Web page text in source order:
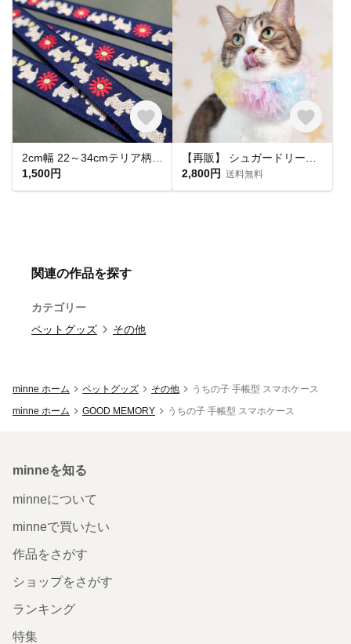
1,500円
2,800円 送料無料
関連の作品を探す
カテゴリー
ペットグッズ
その他
minne ホーム ペットグッズ その他
うちの子 手帳型 スマホケース
minne ホーム
GOOD MEMORY うちの子 手帳型 スマホケース
minneを知る
minneについて
minneで買いたい
作品をさがす
ショップをさがす
ランキング
特集